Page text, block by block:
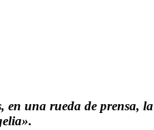
una rueda de prensa,